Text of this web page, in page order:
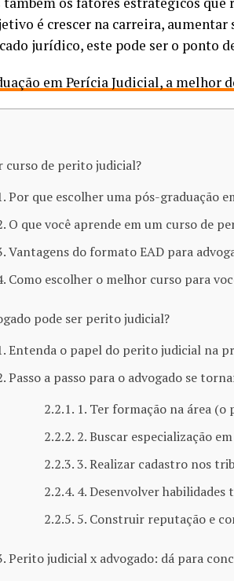
é crescer na carreira,
jurídico, este pode ser o ponto
em Perícia Judicial, a melhor
curso de perito judicial​?
Por que escolher uma pós-graduação
O que você aprende em um curso de
Vantagens do formato EAD para
Como escolher o melhor curso para
pode ser perito judicial​?
Entenda o papel do perito judicial na
Passo a passo para o advogado se
1. Ter formação na área
2. Buscar especialização
3. Realizar cadastro nos
4. Desenvolver habilidades
5. Construir reputação e
Perito judicial x advogado: dá para